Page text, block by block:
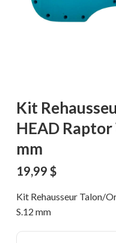
Kit
HEAD Raptor
mm
19,99 $
Kit Rehausseur Talon/
S.12 mm